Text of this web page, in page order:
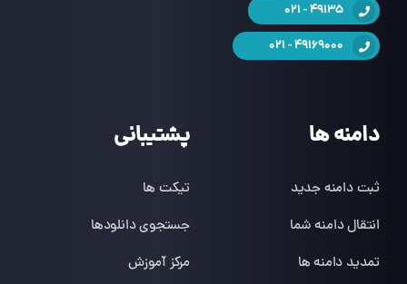
49135 - 021
49169000 - 021
دامنه ها
ثبت دامنه جدید
انتقال دامنه شما
تمدید دامنه ها
پشتیبانی
تیکت ها
جستجوی دانلودها
مرکز آموزش